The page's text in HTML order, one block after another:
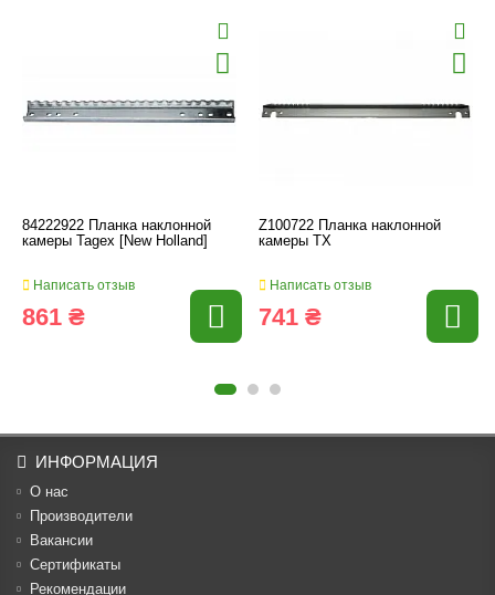
84222922 Планка наклонной
камеры Tagex [New Holland]
Написать отзыв
861 ₴
Z100722 Планка наклонной
камеры TX
Написать отзыв
741 ₴
ИНФОРМАЦИЯ
О нас
Производители
Вакансии
Cертификаты
Рекомендации